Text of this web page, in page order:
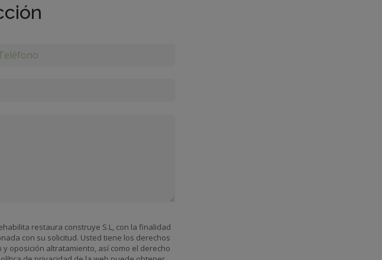
restaura construye S.L, con la finalidad
con su solicitud. Usted tiene los derechos
oposición altratamiento, así como el derecho